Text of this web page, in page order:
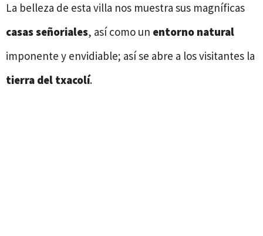
La belleza de esta villa nos muestra sus magníficas
casas señoriales, así como un entorno natural
imponente y envidiable; así se abre a los visitantes la
tierra del txacolí.